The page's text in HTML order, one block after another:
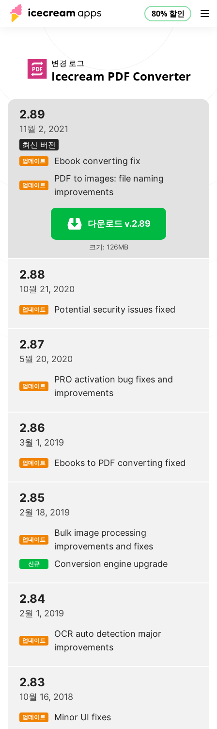
80% 할인
제품 도움말 센터 80% 할인 KO
변경 로그
Icecream PDF Converter
2.89
11월 2, 2021
최신 버전
업데이트 Ebook converting fix
업데이트
PDF to images: file naming
improvements
다운로드 v.2.89
크기: 126MB
2.88
10월 21, 2020
업데이트 Potential security issues fixed
2.87
5월 20, 2020
업데이트
PRO activation bug fixes and
improvements
2.86
3월 1, 2019
업데이트 Ebooks to PDF converting fixed
2.85
2월 18, 2019
업데이트
Bulk image processing
improvements and fixes
신규 Conversion engine upgrade
2.84
2월 1, 2019
업데이트
OCR auto detection major
improvements
2.83
10월 16, 2018
업데이트 Minor UI fixes